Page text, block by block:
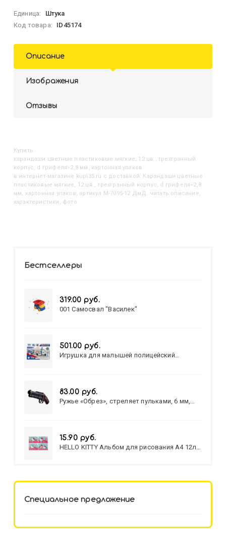
Единица:
Штука
Код товара:
ID45174
Описание
Изображения
Отзывы
Купить
Карандаши цветные пластиковые мягкие, 12 цв., трехгранный
корпус, d грифеля=2,8 мм, картонная упаков
в интернет-магазине kupi35.ru с доставкой. Карандаши цветные
пластиковые мягкие, 12 цв., трехгранный корпус, d грифеля=2,8
мм, картонная упаков, артикул M-7095-12 ДмД: читать описание,
характеристики, фото
Бестселлеры
319.00 руб.
001 Самосвал "Василек"
501.00 руб.
Игрушка для малышей полицейский
83.00 руб.
Ружье «Обрез», стреляет пульками, 6 мм,
15.90 руб.
HELLO KITTY Альбом для рисования А4 12л.
Специальное предложение